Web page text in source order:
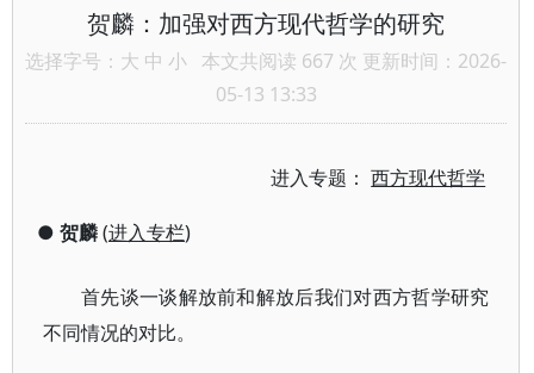
贺麟：加强对西方现代哲学的研究
选择字号： 大 中 小 本文共阅读 667 次 更新时间：2026-
05-13 13:33
进入专题：西方现代哲学
● 贺麟(进入专栏)
首先谈一谈解放前和解放后我们对西方哲学研究
不同情况的对比。